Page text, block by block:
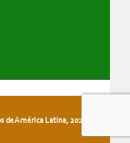
América Latina, 2026